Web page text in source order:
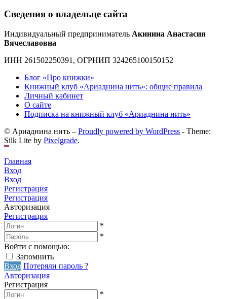
Сведения о владельце сайта
Индивидуальный предприниматель Акинина Анастасия
Вячеславовна
ИНН 261502250391, ОГРНИП 324265100150152
Блог «Про книжки»
Книжный клуб «Ариаднина нить»: общие правила
Личный кабинет
О сайте
Подписка на книжный клуб «Ариаднина нить»
© Ариаднина нить – Proudly powered by WordPress - Theme:
Silk Lite by Pixelgrade.
Главная
Вход
Вход
Регистрация
Регистрация
Авторизация
Регистрация
*
*
Войти с помощью:
Запомнить
Вход Потеряли пароль ?
Авторизация
Регистрация
*